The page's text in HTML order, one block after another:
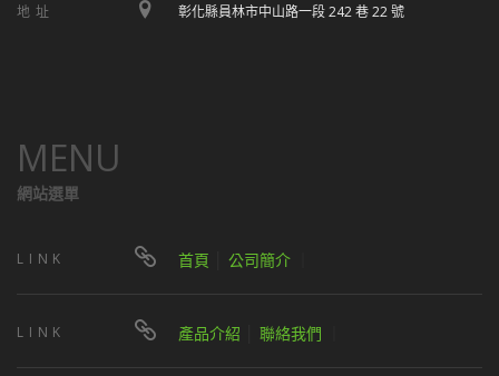
地址 彰化縣員林市中山路一段 242 巷 22 號
MENU
網站選單
LINK 首頁 公司簡介
LINK 產品介紹 聯絡我們